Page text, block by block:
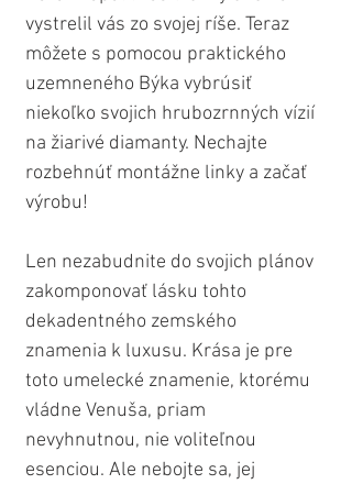
vystrelil vás zo svojej ríše. Teraz
môžete s pomocou praktického
uzemneného Býka vybrúsiť
niekoľko svojich hrubozrnných vízií
na žiarivé diamanty. Nechajte
rozbehnúť montážne linky a začať
výrobu!
Len nezabudnite do svojich plánov
zakomponovať lásku tohto
dekadentného zemského
znamenia k luxusu. Krása je pre
toto umelecké znamenie, ktorému
vládne Venuša, priam
nevyhnutnou, nie voliteľnou
esenciou. Ale nebojte sa, jej